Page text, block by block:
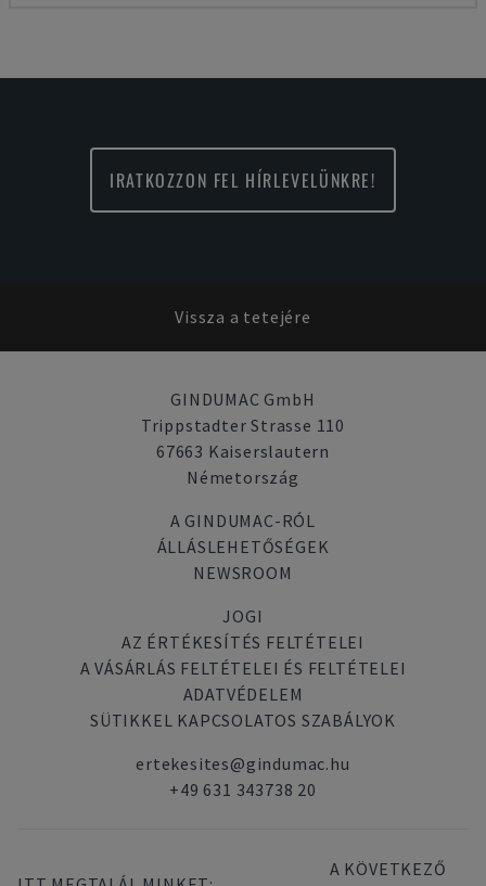
IRATKOZZON FEL HÍRLEVELÜNKRE!
Vissza a tetejére
GINDUMAC GmbH
Trippstadter Strasse 110
67663 Kaiserslautern
Németország
A GINDUMAC-RÓL
ÁLLÁSLEHETŐSÉGEK
NEWSROOM
JOGI
AZ ÉRTÉKESÍTÉS FELTÉTELEI
A VÁSÁRLÁS FELTÉTELEI ÉS FELTÉTELEI
ADATVÉDELEM
SÜTIKKEL KAPCSOLATOS SZABÁLYOK
ertekesites@gindumac.hu
+49 631 343738 20
A KÖVETKEZŐ